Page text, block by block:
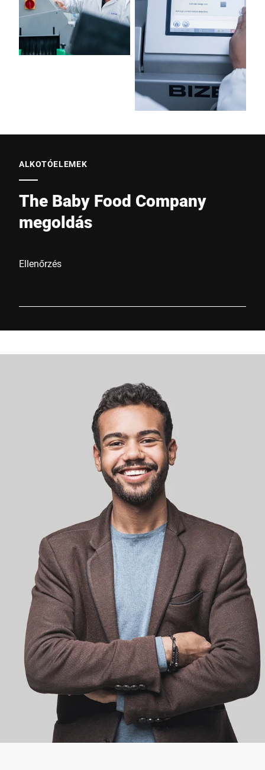
ALKOTÓELEMEK
The Baby Food Company
megoldás
Ellenőrzés